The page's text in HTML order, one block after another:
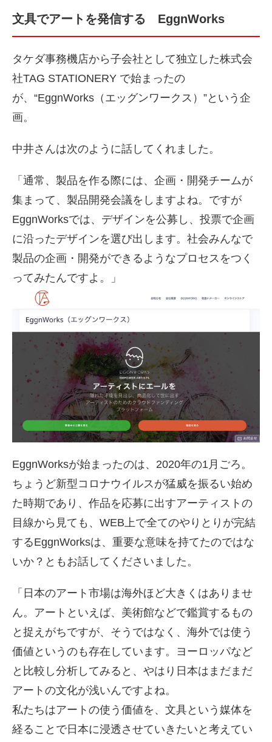
文具でアートを発信する EggnWorks
タケダ事務機店から子会社として独立した株式会
社TAG STATIONERY で始まったの
が、“EggnWorks（エッグンワークス）”という企
画。
中井さんは次のように話してくれました。
「通常、製品を作る際には、企画・開発チームが
集まって、製品開発会議をしますよね。ですが
EggnWorksでは、デザインを公募し、投票で企画
に沿ったデザインを選び出します。社会みんなで
製品の企画・開発ができるようなプロセスをつく
ってみたんですよ。」
EggnWorksが始まったのは、2020年の1月ごろ。
ちょうど新型コロナウイルスが猛威を振るい始め
た時期であり、作品を応募に出すアーティストの
目線から見ても、WEB上で全てのやりとりが完結
するEggnWorksは、重要な意味を持てたのではな
いか？ともお話してくださいました。
「日本のアート市場は海外ほど大きくはありませ
ん。アートといえば、美術館などで鑑賞するもの
と捉えがちですが、そうではなく、海外では使う
価値というのも存在しています。ヨーロッパなど
と比較し分析してみると、やはり日本はまだまだ
アートの文化が浅いんですよね。
私たちはアートの使う価値を、文具という媒体を
経ることで日本に浸透させていきたいと考えてい